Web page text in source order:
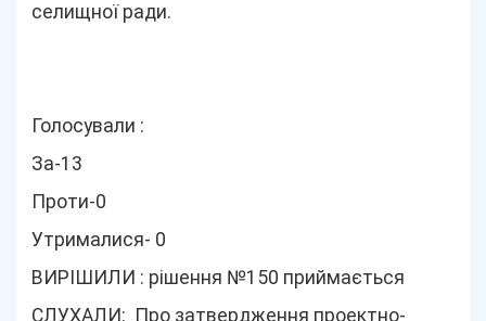
селищної ради.
Голосували :
За-13
Проти-0
Утрималися- 0
ВИРІШИЛИ : рішення №150 приймається
СЛУХАЛИ: Про затвердження проектно-